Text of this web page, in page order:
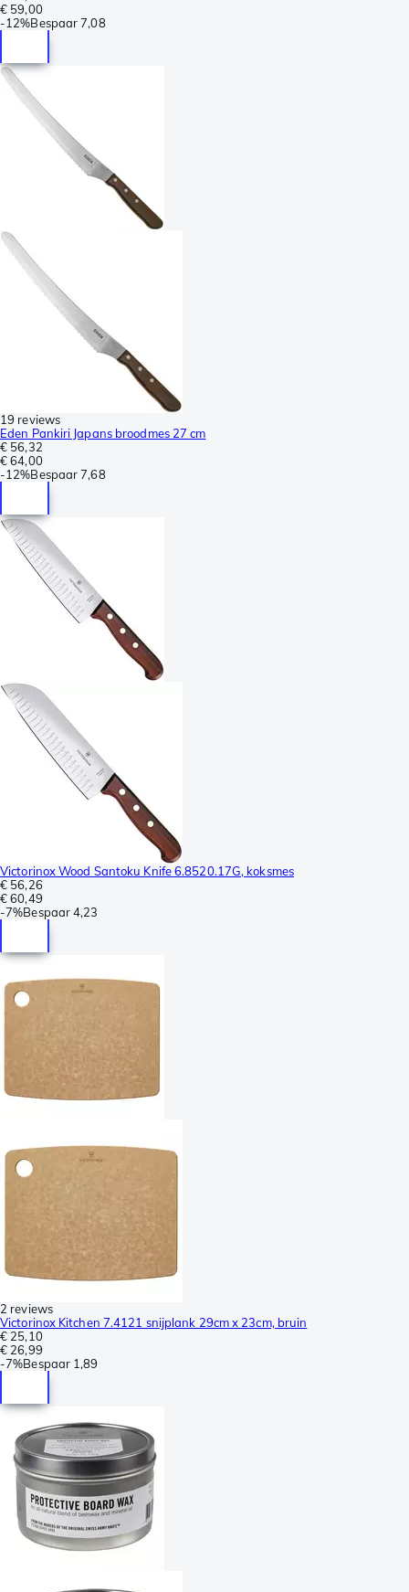
€ 59,00
-12%Bespaar 7,08
19 reviews
Eden Pankiri Japans broodmes 27 cm
€ 56,32
€ 64,00
-12%Bespaar 7,68
Victorinox Wood Santoku Knife 6.8520.17G, koksmes
€ 56,26
€ 60,49
-7%Bespaar4,23
2 reviews
Victorinox Kitchen 7.4121 snijplank 29cm x 23cm, bruin
€ 25,10
€ 26,99
-7%Bespaar 1,89